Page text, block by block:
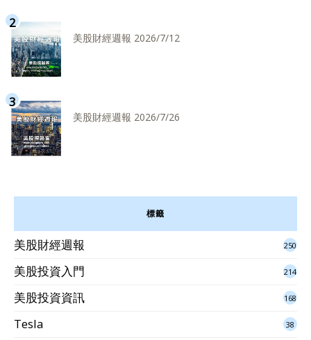
美股財經週報 2026/7/12
美股財經週報 2026/7/26
標籤
美股財經週報 250
美股投資入門 214
美股投資資訊 168
Tesla 38